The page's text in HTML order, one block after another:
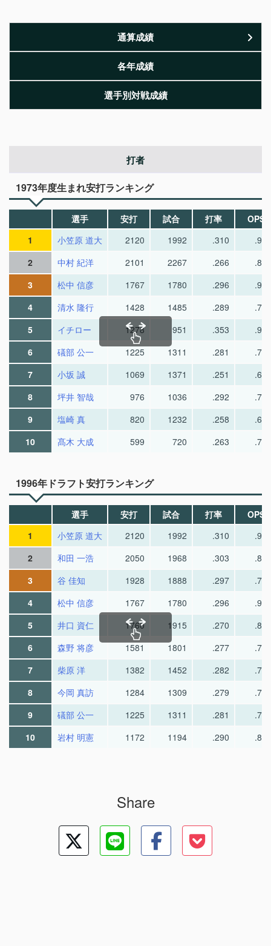
通算成績
各年成績
選手別対戦成績
打者
1973年度生まれ安打ランキング
選手 安打 試合 打率
OPS
1
小笠原 道大 2120 1992 .310
.929
2
中村 紀洋 2101 2267 .266
.822
3
松中 信彦 1767 1780 .296
.925
4
清水 隆行 1428 1485 .289
.754
5
イチロー 1278 951 .353
.943
6
礒部 公一 1225 1311 .281
.756
7
小坂 誠 1069 1371 .251
.655
8
坪井 智哉 976 1036 .292
.731
9
塩崎 真 820 1232 .258
.665
10
髙木 大成 599 720 .263 .735
1996年ドラフト安打ランキング
選手 安打 試合 打率
OPS
1
小笠原 道大 2120 1992 .310
.929
2
和田 一浩 2050 1968 .303
.892
3
谷 佳知 1928 1888 .297
.771
4
松中 信彦 1767 1780 .296
.925
5
井口 資仁 1760 1915 .270
.808
6
森野 将彦 1581 1801 .277
.777
7
柴原 洋 1382 1452 .282
.721
8
今岡 真訪 1284 1309 .279
.733
9
礒部 公一 1225 1311 .281
.756
10
岩村 明憲 1172 1194 .290 .851
Share